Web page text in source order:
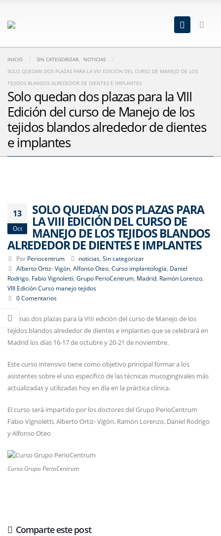
INICIO SIN CATEGORIZAR,
NOTICIAS
SOLO QUEDAN DOS PLAZAS PARA LA VIII EDICIÓN DEL CURSO DE MANEJO DE LOS
TEJIDOS BLANDOS ALREDEDOR DE DIENTES E IMPLANTES
Solo quedan dos plazas para la VIII
Edición del curso de Manejo de los
tejidos blandos alrededor de dientes
e implantes
13
Oct
SOLO QUEDAN DOS PLAZAS PARA
LA VIII EDICIÓN DEL CURSO DE
MANEJO DE LOS TEJIDOS BLANDOS
ALREDEDOR DE DIENTES E IMPLANTES
Por Periocentrum noticias ,Sin categorizar
Alberto Ortiz- Vigón, Alfonso Oteo, Curso implantología Daniel
Rodrigo Fabio Vignoletti Grupo PerioCentrum Madrid Ramón Lorenzo
VIII Edición Curso manejo tejidos
0 Comentarios
Últimas dos plazas para la VIII edición del curso de Manejo de los
tejidos blandos alrededor de dientes e implantes que se celebrará en
Madrid los días 16-17 de octubre y 20-21 de noviembre.
Este curso intensivo tiene como objetivo principal formar a los
asistentes sobre el uso específico de las técnicas mucogingivales más
actualizadas y utilizadas hoy en día en la práctica clínica.
El curso será impartido por los doctores del Grupo PerioCentrum
Fabio Vignoletti, Alberto Ortiz- Vigón, Ramón Lorenzo, Daniel Rodrigo
y Alfonso Oteo
Curso Grupo PerioCentrum
Comparte este post